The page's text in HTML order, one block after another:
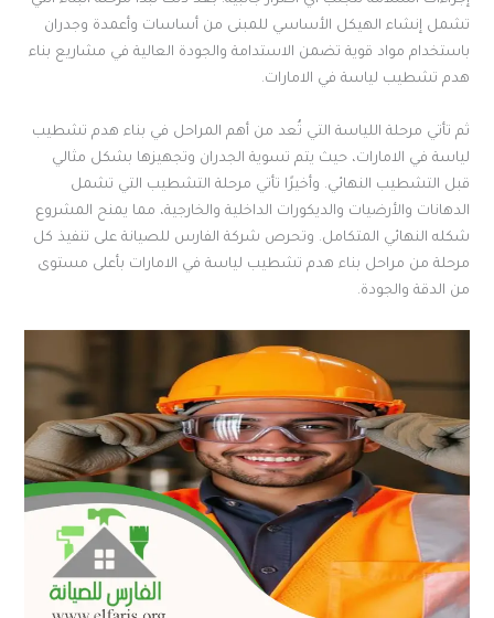
تشمل إنشاء الهيكل الأساسي للمبنى من أساسات وأعمدة وجدران
باستخدام مواد قوية تضمن الاستدامة والجودة العالية في مشاريع بناء
هدم تشطيب لياسة في الامارات.
ثم تأتي مرحلة اللياسة التي تُعد من أهم المراحل في بناء هدم تشطيب
لياسة في الامارات، حيث يتم تسوية الجدران وتجهيزها بشكل مثالي
قبل التشطيب النهائي. وأخيرًا تأتي مرحلة التشطيب التي تشمل
الدهانات والأرضيات والديكورات الداخلية والخارجية، مما يمنح المشروع
شكله النهائي المتكامل. وتحرص شركة الفارس للصيانة على تنفيذ كل
مرحلة من مراحل بناء هدم تشطيب لياسة في الامارات بأعلى مستوى
من الدقة والجودة.